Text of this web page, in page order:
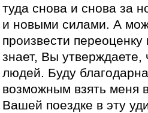
туда снова и снова за
и новыми силами. А
произвести переоценку
знает, Вы утверждаете,
людей. Буду
возможным взять меня
Вашей поездке в эту